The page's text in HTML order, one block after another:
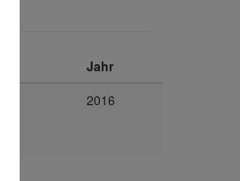
Jahr
2016